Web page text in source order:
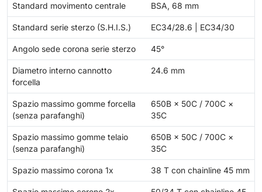
Standard movimento centrale BSA, 68 mm
Standard serie sterzo (S.H.I.S.) EC34/28.6 | EC34/30
Angolo sede corona serie sterzo 45°
Diametro interno cannotto
forcella
24.6 mm
Spazio massimo gomme forcella
(senza parafanghi)
650B × 50C / 700C ×
35C
Spazio massimo gomme telaio
(senza parafanghi)
650B × 50C / 700C ×
35C
Spazio massimo corona 1x 38 T con chainline 45 mm